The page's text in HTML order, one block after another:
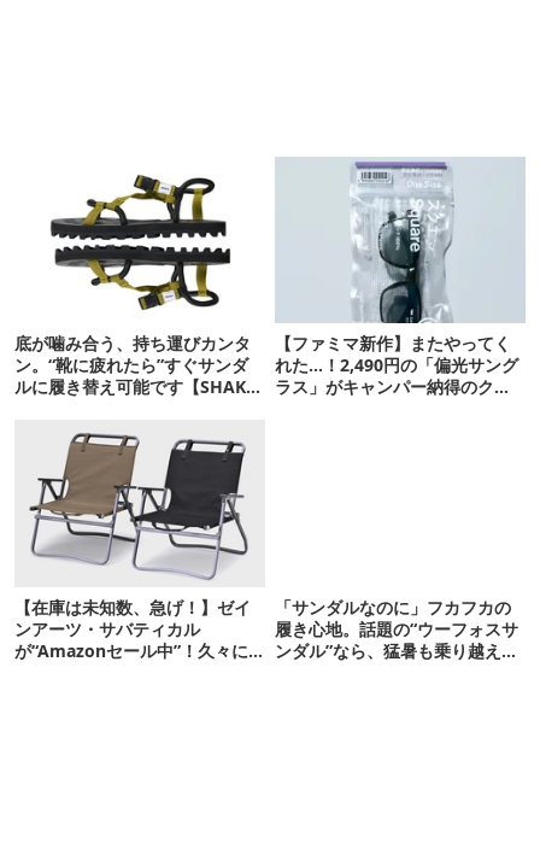
底が噛み合う、持ち運びカンタ
ン。“靴に疲れたら”すぐサンダ
ルに履き替え可能です【SHAKA
【ファミマ新作】またやってく
れた…！2,490円の「偏光サング
ラス」がキャンパー納得のクオ
【在庫は未知数、急げ！】ゼイ
ンアーツ・サバティカル
が“Amazonセール中”！久々に
「サンダルなのに」フカフカの
履き心地。話題の“ウーフォスサ
ンダル”なら、猛暑も乗り越えら